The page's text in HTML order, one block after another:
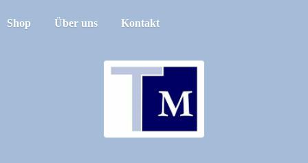
Shop Über uns Kontakt